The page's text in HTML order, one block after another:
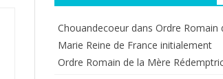
Chouandecoeurdans Ordre Romain
Marie Reine de France initialement
Ordre Romain de la Mère